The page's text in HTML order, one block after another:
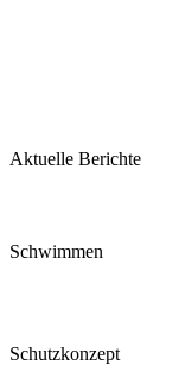
Aktuelle Berichte
Schwimmen
Schutzkonzept